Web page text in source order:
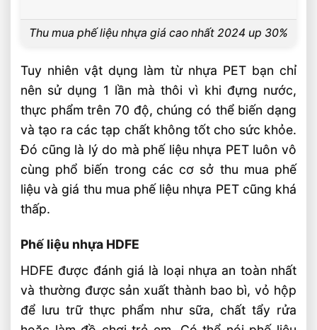
Xử Lý và Tái Chế
Bài Viết Liên Quan
Thu Mua Phế Liệu Điện Tử – Bo Mạch,
Dây Cáp, Mô Tơ Cũ
Thu Mua Nhựa Phế Liệu Giá Cao – PP,
Thu Mua Giấy Vụn, Giấy Carton Phế Liệu
Giá Cao
Thu Mua Hợp Kim Phế Liệu Giá Cao –
Niken, Mũi Khoan Cũ
201, 304 Các Loại
Bảng Giá Thu Mua Phế Liệu Các Loại Mới
Nhất Trong Ngày
Thu mua phế liệu nhựa giá cao nhất 2024 up 30%
Tuy nhiên vật dụng làm từ nhựa PET bạn chỉ
nên sử dụng 1 lần mà thôi vì khi đựng nước,
thực phẩm trên 70 độ, chúng có thể biến dạng
và tạo ra các tạp chất không tốt cho sức khỏe.
Đó cũng là lý do mà phế liệu nhựa PET luôn vô
cùng phổ biến trong các cơ sở thu mua phế
liệu và giá thu mua phế liệu nhựa PET cũng khá
thấp.
Phế liệu nhựa HDFE
HDFE được đánh giá là loại nhựa an toàn nhất
và thường được sản xuất thành bao bì, vỏ hộp
để lưu trữ thực phẩm như sữa, chất tẩy rửa